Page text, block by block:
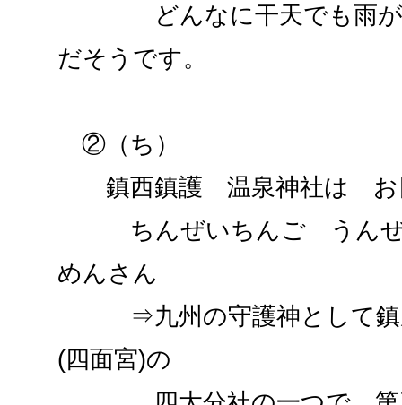
どんなに干天でも雨が
だそうです。
②（ち）
鎮西鎮護 温泉神社は お
ちんぜいちんご うんぜ
めんさん
⇒九州の守護神として鎮
(四面宮)の